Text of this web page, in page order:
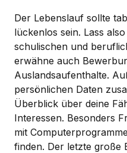
Der Lebenslauf sollte
lückenlos sein. Lass
schulischen und
erwähne auch
Auslandsaufenthalte.
persönlichen Daten
Überblick über deine
Interessen. Besonders
mit
finden. Der letzte große